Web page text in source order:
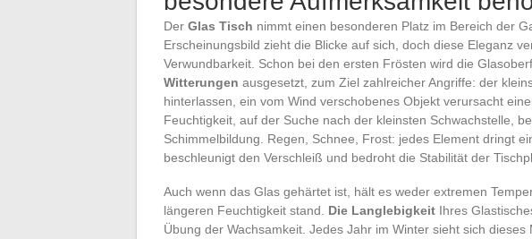
Der Glas Tisch nimmt einen besonderen Platz im Bereich der
Erscheinungsbild zieht die Blicke auf sich, doch diese Eleganz
Verwundbarkeit. Schon bei den ersten Frösten wird die
Witterungen ausgesetzt, zum Ziel zahlreicher Angriffe: der
hinterlassen, ein vom Wind verschobenes Objekt verursacht
Feuchtigkeit, auf der Suche nach der kleinsten Schwachstelle,
Schimmelbildung. Regen, Schnee, Frost: jedes Element dringt
beschleunigt den Verschleiß und bedroht die Stabilität der
Auch wenn das Glas gehärtet ist, hält es weder extremen
längeren Feuchtigkeit stand. Die Langlebigkeit Ihres
Übung der Wachsamkeit. Jedes Jahr im Winter sieht sich